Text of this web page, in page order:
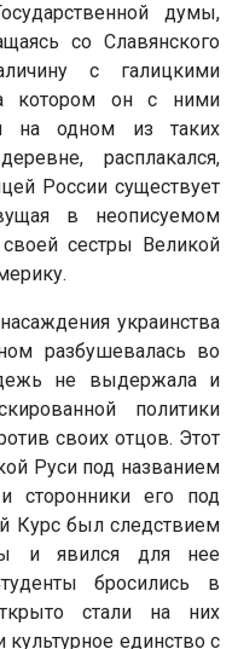
думы,
со Славянского
с галицкими
котором он с ними
на одном из таких
расплакался,
России существует
в неописуемом
сестры Великой
украинства
разбушевалась во
не выдержала и
политики
своих отцов. Этот
Руси под названием
сторонники его под
Курс был следствием
и явился для нее
бросились в
стали на них
единство с